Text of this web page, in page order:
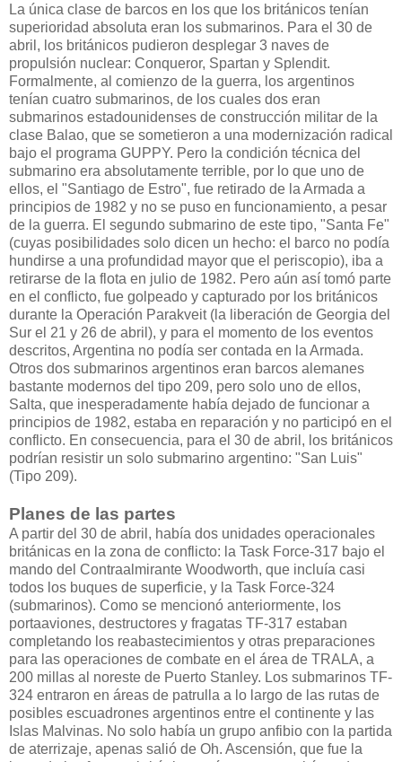
La única clase de barcos en los que los británicos tenían
superioridad absoluta eran los submarinos. Para el 30 de
abril, los británicos pudieron desplegar 3 naves de
propulsión nuclear: Conqueror, Spartan y Splendit.
Formalmente, al comienzo de la guerra, los argentinos
tenían cuatro submarinos, de los cuales dos eran
submarinos estadounidenses de construcción militar de la
clase Balao, que se sometieron a una modernización radical
bajo el programa GUPPY. Pero la condición técnica del
submarino era absolutamente terrible, por lo que uno de
ellos, el "Santiago de Estro", fue retirado de la Armada a
principios de 1982 y no se puso en funcionamiento, a pesar
de la guerra. El segundo submarino de este tipo, "Santa Fe"
(cuyas posibilidades solo dicen un hecho: el barco no podía
hundirse a una profundidad mayor que el periscopio), iba a
retirarse de la flota en julio de 1982. Pero aún así tomó parte
en el conflicto, fue golpeado y capturado por los británicos
durante la Operación Parakveit (la liberación de Georgia del
Sur el 21 y 26 de abril), y para el momento de los eventos
descritos, Argentina no podía ser contada en la Armada.
Otros dos submarinos argentinos eran barcos alemanes
bastante modernos del tipo 209, pero solo uno de ellos,
Salta, que inesperadamente había dejado de funcionar a
principios de 1982, estaba en reparación y no participó en el
conflicto. En consecuencia, para el 30 de abril, los británicos
podrían resistir un solo submarino argentino: "San Luis"
(Tipo 209).
Planes de las partes
A partir del 30 de abril, había dos unidades operacionales
británicas en la zona de conflicto: la Task Force-317 bajo el
mando del Contraalmirante Woodworth, que incluía casi
todos los buques de superficie, y la Task Force-324
(submarinos). Como se mencionó anteriormente, los
portaaviones, destructores y fragatas TF-317 estaban
completando los reabastecimientos y otras preparaciones
para las operaciones de combate en el área de TRALA, a
200 millas al noreste de Puerto Stanley. Los submarinos TF-
324 entraron en áreas de patrulla a lo largo de las rutas de
posibles escuadrones argentinos entre el continente y las
Islas Malvinas. No solo había un grupo anfibio con la partida
de aterrizaje, apenas salió de Oh. Ascensión, que fue la